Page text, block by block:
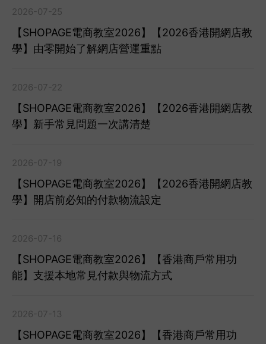
2026-07-25
【SHOPAGE電商教室2026】【2026香港開網店教
學】由零開始了解網店營運重點
2026-07-22
【SHOPAGE電商教室2026】【2026香港開網店教
學】新手常見問題一次講清楚
2026-07-19
【SHOPAGE電商教室2026】【2026香港開網店教
學】開店前必知的付款物流設定
2026-07-16
【SHOPAGE電商教室2026】【香港商戶常用功
能】支援本地常見付款與物流方式
2026-07-13
【SHOPAGE電商教室2026】【香港商戶常用功